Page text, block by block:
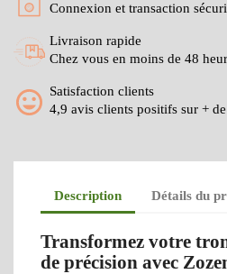
Connexion et transaction
Livraison rapide
Chez vous en moins de 48
Satisfaction clients
4,9 avis clients positifs sur +
Description Détails du
Transformez votre
de précision avec